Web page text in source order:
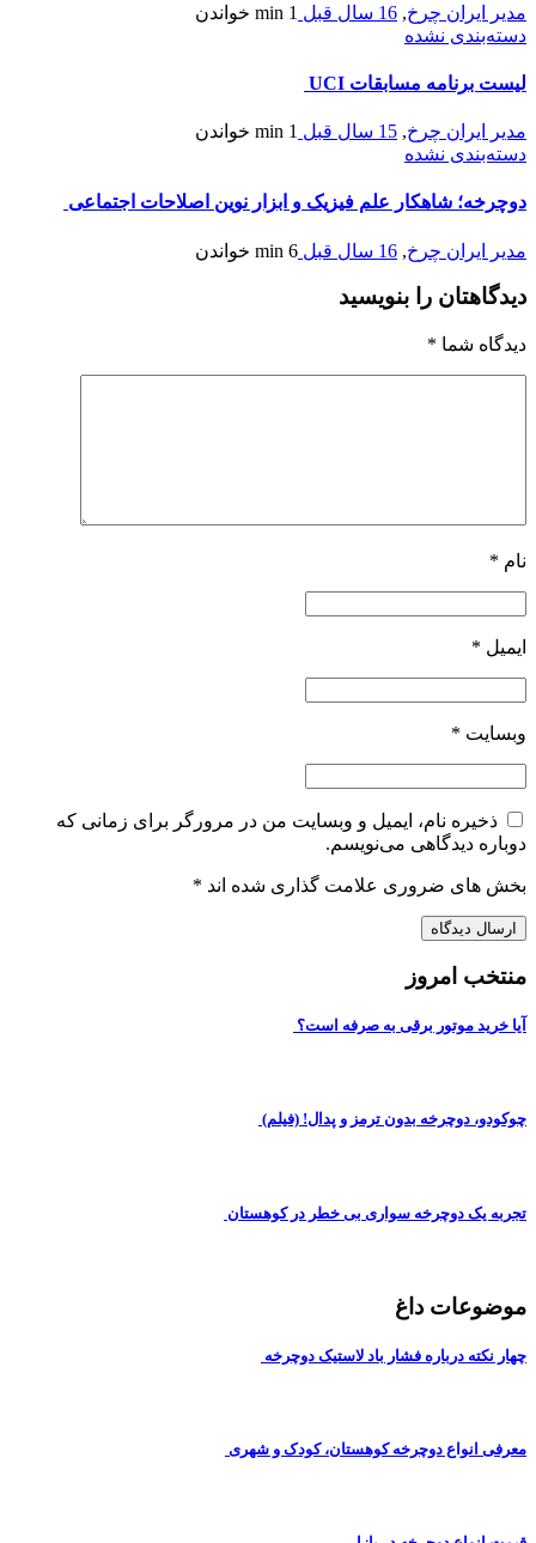
مدیر ایران چرخ, 16 سال قبل 1 min
خواندن
دسته‌بندی نشده
لیست برنامه مسابقات UCI
مدیر ایران چرخ, 15 سال قبل 1 min
خواندن
دسته‌بندی نشده
دوچرخه؛ شاهکار علم فیزیک و ابزار نوین اصلاحات اجتماعی
مدیر ایران چرخ, 16 سال قبل 6 min خواندن
دیدگاهتان را بنویسید
دیدگاه شما *
نام *
ایمیل *
وبسایت *
ذخیره نام، ایمیل و وبسایت من در مرورگر برای زمانی که
دوباره دیدگاهی می‌نویسم.
بخش های ضروری علامت گذاری شده اند *
منتخب امروز
آیا خرید موتور برقی به صرفه است؟
چوکودو، دوچرخه بدون ترمز و پدال! (فیلم)
تجربه یک دوچرخه سواری بی خطر در کوهستان
موضوعات داغ
چهار نکته درباره فشار باد لاستیک دوچرخه
معرفی انواع دوچرخه کوهستان، کودک و شهری